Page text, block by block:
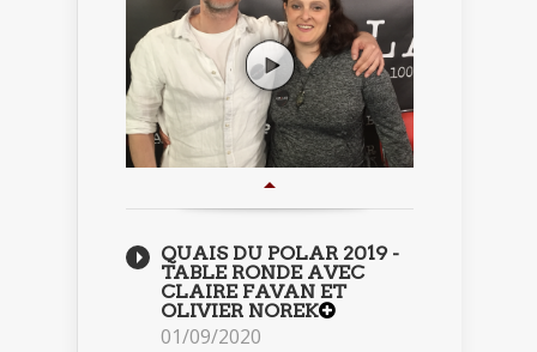
QUAIS DU POLAR 2019 -
TABLE RONDE AVEC
CLAIRE FAVAN ET
OLIVIER NOREK
01/09/2020